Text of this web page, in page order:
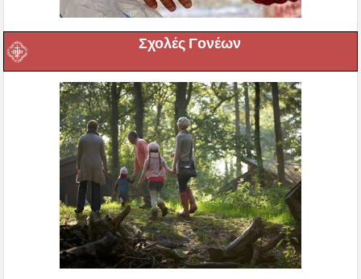
Σχολές Γονέων